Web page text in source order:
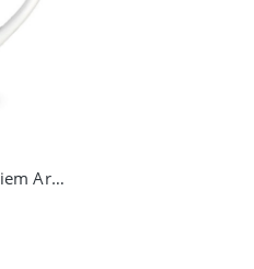
Kubek Kundelek z nadrukiem Art 250 ml